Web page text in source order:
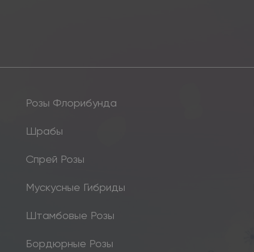
Розы Флорибунда
Шрабы
Спрей Розы
Мускусные Гибриды
Штамбовые Розы
Бордюрные Розы